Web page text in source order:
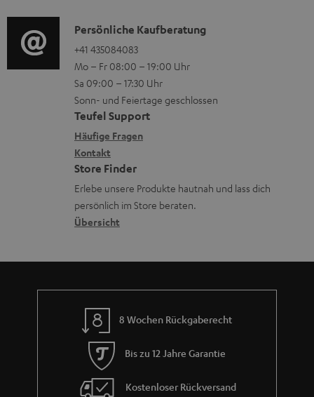
u
n
t
e
r
l
a
d
e
n
t
i
o
n
e
n
z
u
r
G
r
a
i
o
-
L
e
x
i
k
o
n
K
o
n
t
a
k
t
d
a
t
n
Persönliche Kaufberatung
+41 435084083
Mo – Fr 08:00 – 19:00 Uhr
Sa 09:00 – 17:30 Uhr
Sonn- und Feiertage geschlossen
Teufel Support
Häufige Fragen
Kontakt
Store Finder
Erlebe unsere Produkte hautnah und lass dich
persönlich im Store beraten.
Übersicht
8 Wochen Rückgaberecht
Bis zu 12 Jahre Garantie
Kostenloser Rückversand